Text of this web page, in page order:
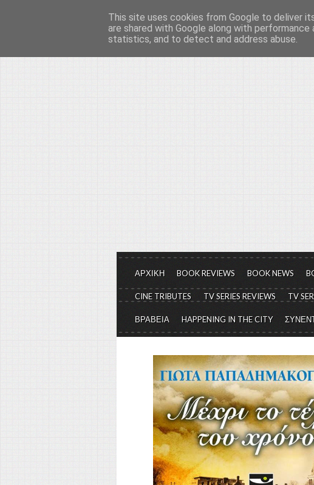
Το μεγαλείο των
Είμαστε πάντα εδώ για να μιλάμε για τον
ΑΡΧΙΚΗ BOOK REVIEWS BOOK NEWS
CINE TRIBUTES TV SERIES REVIEWS TV
ΒΡΑΒΕΙΑ HAPPENING IN THE CITY
This site uses cookies from Google to deliver
are shared with Google along with
statistics, and to detect and address abuse.